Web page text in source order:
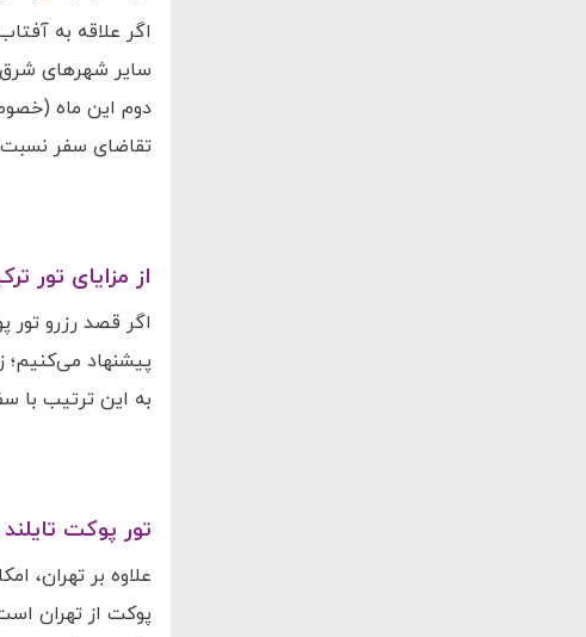
اگر علاقه به
دوم این ماه
تقاضای سفر نسبت
از مزایای تور
پیشنهاد می‌کنیم؛
به این ترتیب با
تور پوکت
علاوه بر تهران،